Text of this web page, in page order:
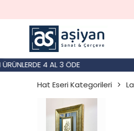
4 AL 3 ÖDE
Hat Eseri Kategorileri